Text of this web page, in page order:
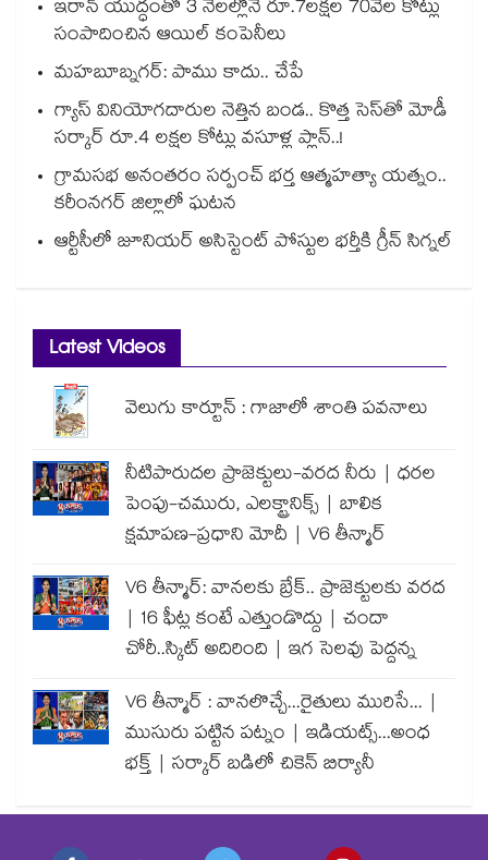
ఇరాన్ యుద్ధంతో 3 నెలల్లోనే రూ.7లక్షల 70వేల కోట్లు
సంపాదించిన ఆయిల్ కంపెనీలు
మహబూబ్నగర్: పాము కాదు.. చేపే
గ్యాస్ వినియోగదారుల నెత్తిన బండ.. కొత్త సెస్‌తో మోడీ
సర్కార్ రూ.4 లక్షల కోట్లు వసూళ్ల ప్లాన్..!
గ్రామసభ అనంతరం సర్పంచ్ భర్త ఆత్మహత్యా యత్నం..
కరీంనగర్ జిల్లాలో ఘటన
ఆర్టీసీలో జూనియర్ అసిస్టెంట్‌‌ పోస్టుల భర్తీకి గ్రీన్‌‌ సిగ్నల్
Latest Videos
వెలుగు కార్టూన్ : గాజాలో శాంతి పవనాలు
నీటిపారుదల ప్రాజెక్టులు-వరద నీరు | ధరల
పెంపు-చమురు, ఎలక్ట్రానిక్స్ | బాలిక
క్షమాపణ-ప్రధాని మోదీ | V6 తీన్మార్
V6 తీన్మార్: వానలకు బ్రేక్.. ప్రాజెక్టులకు వరద
| 16 ఫీట్ల కంటే ఎత్తుండొద్దు | చందా
చోరీ..స్కిట్ అదిరింది | ఇగ సెలవు పెద్దన్న
V6 తీన్మార్ : వానలొచ్చే...రైతులు మురిసే... |
ముసురు పట్టిన పట్నం | ఇడియట్స్...అంధ
భక్త్ | సర్కార్ బడిలో చికెన్ బిర్యానీ